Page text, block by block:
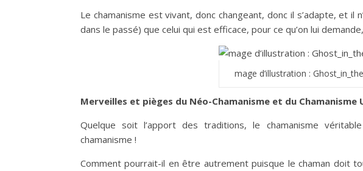
Le chamanisme est vivant, donc changeant, donc il s’adapte, et il
dans le passé) que celui qui est efficace, pour ce qu’on lui
mage d’illustration :
Merveilles et pièges du Néo-Chamanisme et du Chamanisme
Quelque soit l’apport des traditions, le chamanisme
chamanisme !
Comment pourrait-il en être autrement puisque le chaman doit